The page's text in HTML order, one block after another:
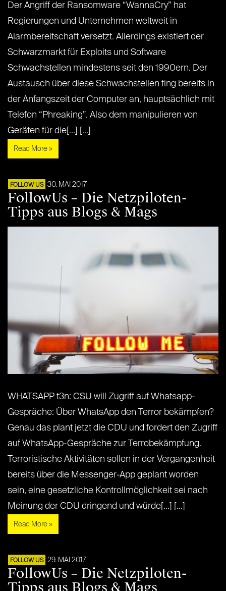
Der Angriff der Ransomware “WannaCry” hat
Regierungen und Unternehmen weltweit in
Alarmbereitschaft versetzt. Allerdings existiert der
Schwarzmarkt für Exploits und Software
Schwachstellen mindestens seit den 1990ern. Der
Austausch über diese Schwachstellen fing bereits in
der Anfangszeit der Computer an, hauptsächlich mit
Telefon “Phreaking”. Also dem manipulieren von
Geräten für die[...] [...]
Read More »
FOLLOW US 30. MAI 2017
FollowUs – Die Netzpiloten-
Tipps aus Blogs & Mags
WHATSAPP t3n: CSU will Zugriff auf Whatsapp-
Gespräche: Über WhatsApp den Terror bekämpfen?
Genau das plant jetzt die CDU und fordert den Zugriff
auf WhatsApp-Gespräche zur Terrobekämpfung.
Terroristische Aktivitäten sollen in der Vergangenheit
bereits über die Messenger-App geplant worden
sein, eine gesetzliche Kontrollmöglichkeit sei nach
Meinung der CDU dringend und würde[...] [...]
Read More »
FOLLOW US 29. MAI 2017
FollowUs – Die Netzpiloten-